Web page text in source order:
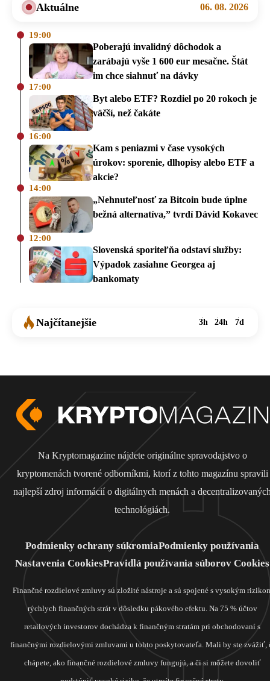
Aktuálne 06. 08. 2026
19:00
Poberajú invalidný dôchodok a
zarábajú vyše 1 600 eur mesačne. Štát
im chce siahnuť na dávky
17:00
Byt alebo ETF? Rozdiel po 20 rokoch je
väčší, než čakáte
16:00
Kam s peniazmi v čase vysokých
úrokov: sporenie, dlhopisy alebo ETF a
akcie?
14:00
„Nehnuteľnosť za Bitcoin bude úplne
bežná alternatíva,” tvrdí Dávid Kokavec
12:00
Slovenská sporiteľňa odstaví služby:
Výpadok zasiahne Georgea aj
bankomaty
Najčítanejšie 3h 24h 7d
Na Kryptomagazine nájdete originálne spravodajstvo o
kryptomenách tvorené odborníkmi, ktorí z tohto magazínu spravili
najlepší zdroj informácií o digitálnych menách a
technológiách.
Podmienky ochrany súkromiaPodmienky používania
Nastavenia CookiesPravidlá používania súborov Cookies
Finančné rozdielové zmluvy sú zložité nástroje a sú spojené s vysokým
rýchlych finančných strát v dôsledku pákového efektu. Na 75 % účtov
retailových investorov dochádza k finančným stratám pri obchodovaní s
finančnými rozdielovými zmluvami u tohto poskytovateľa. Mali by ste zvážiť,
chápete, ako finančné rozdielové zmluvy fungujú, a či si môžete dovoliť